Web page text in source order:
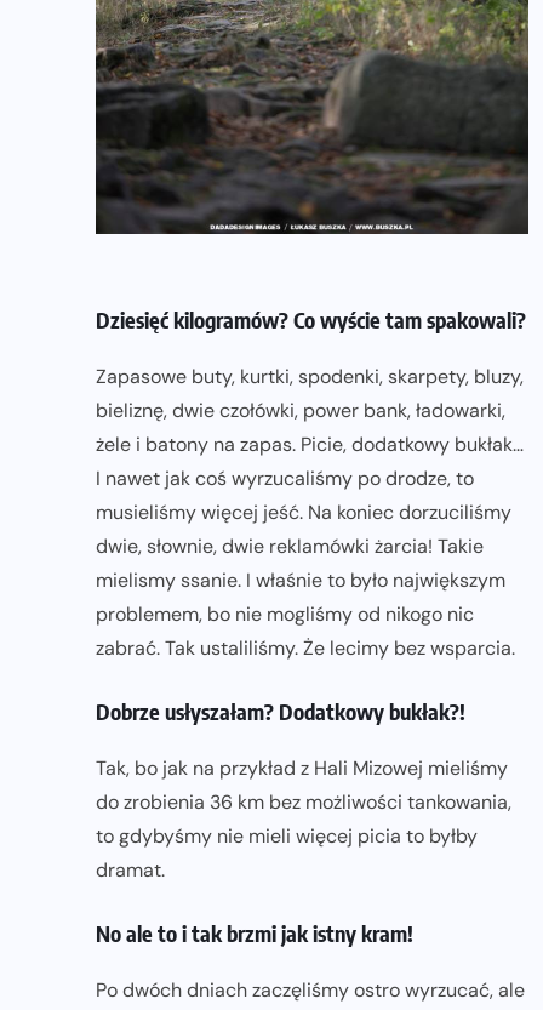
Dziesięć kilogramów? Co wyście tam spakowali?
Zapasowe buty, kurtki, spodenki, skarpety, bluzy,
bieliznę, dwie czołówki, power bank, ładowarki,
żele i batony na zapas. Picie, dodatkowy bukłak…
I nawet jak coś wyrzucaliśmy po drodze, to
musieliśmy więcej jeść. Na koniec dorzuciliśmy
dwie, słownie, dwie reklamówki żarcia! Takie
mielismy ssanie. I właśnie to było największym
problemem, bo nie mogliśmy od nikogo nic
zabrać. Tak ustaliliśmy. Że lecimy bez wsparcia.
Dobrze usłyszałam? Dodatkowy bukłak?!
Tak, bo jak na przykład z Hali Mizowej mieliśmy
do zrobienia 36 km bez możliwości tankowania,
to gdybyśmy nie mieli więcej picia to byłby
dramat.
No ale to i tak brzmi jak istny kram!
Po dwóch dniach zaczęliśmy ostro wyrzucać, ale